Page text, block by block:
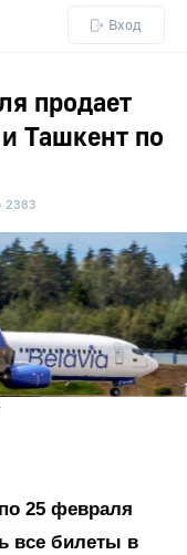
Вход
продает
Ташкент по
2383
25 февраля
все билеты в